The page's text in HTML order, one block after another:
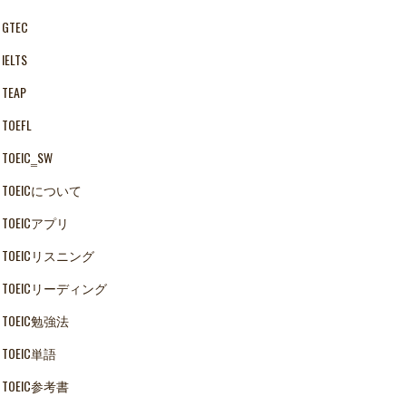
GTEC
IELTS
TEAP
TOEFL
TOEIC‗SW
TOEICについて
TOEICアプリ
TOEICリスニング
TOEICリーディング
TOEIC勉強法
TOEIC単語
TOEIC参考書